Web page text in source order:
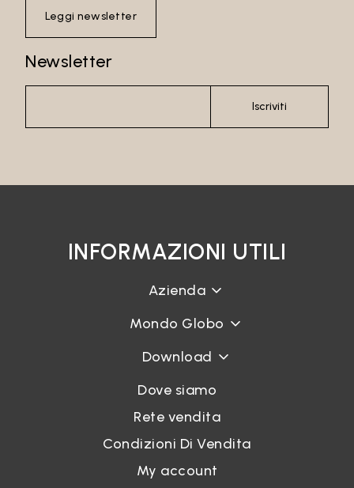
Leggi newsletter
Newsletter
Iscriviti
INFORMAZIONI UTILI
Azienda
Mondo Globo
Download
Dove siamo
Rete vendita
Condizioni Di Vendita
My account